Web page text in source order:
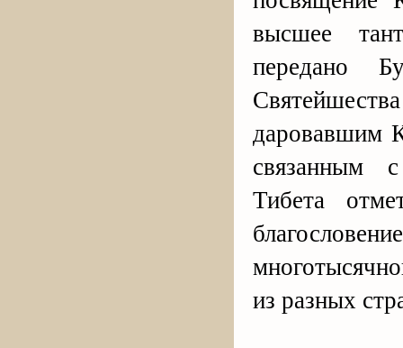
высшее
передано
даровавшим
связанным
Тибета
из разных